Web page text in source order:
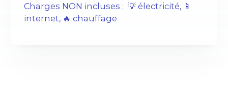
Charges NON incluses : 💡 électricité, 📱
internet, 🔥 chauffage